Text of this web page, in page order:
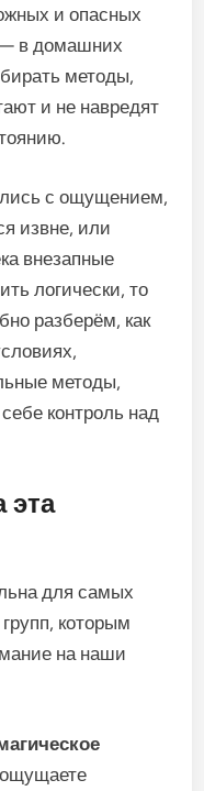
и опасных
— в домашних
методы,
и не навредят
с ощущением,
извне, или
внезапные
логически, то
разберём, как
методы,
контроль над
эта
для самых
которым
на наши